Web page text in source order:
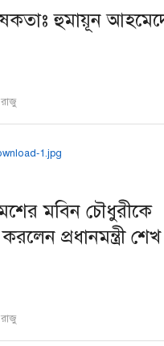
হুমায়ূন
মবিন চৌধুরীকে
প্রধানমন্ত্রী শেখ